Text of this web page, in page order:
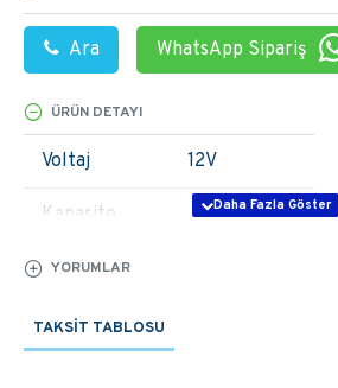
Ara WhatsApp Sipariş
ÜRÜN DETAYI
Voltaj 12V
Kapasite
5 Saat
1 Saat
Ah
YORUMLAR
TAKSIT TABLOSU